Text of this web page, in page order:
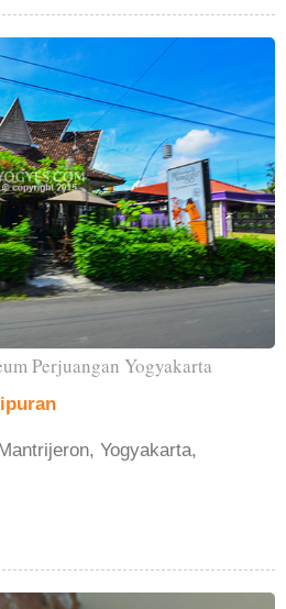
Perjuangan Yogyakarta
Yogyakarta,